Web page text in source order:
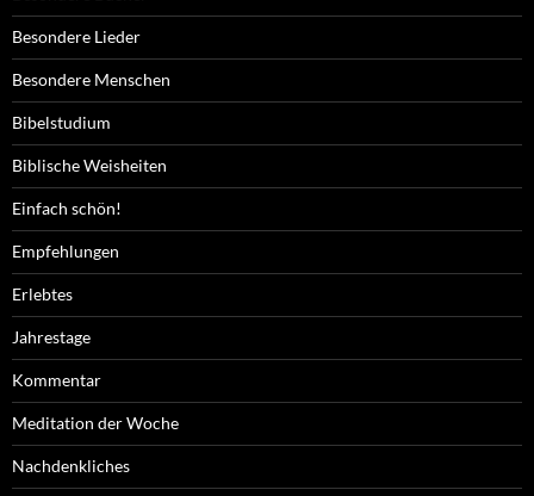
Besondere Lieder
Besondere Menschen
Bibelstudium
Biblische Weisheiten
Einfach schön!
Empfehlungen
Erlebtes
Jahrestage
Kommentar
Meditation der Woche
Nachdenkliches